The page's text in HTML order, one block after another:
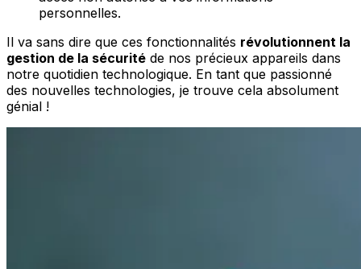
personnelles.
Il va sans dire que ces fonctionnalités révolutionnent la
gestion de la sécurité de nos précieux appareils dans
notre quotidien technologique. En tant que passionné
des nouvelles technologies, je trouve cela absolument
génial !